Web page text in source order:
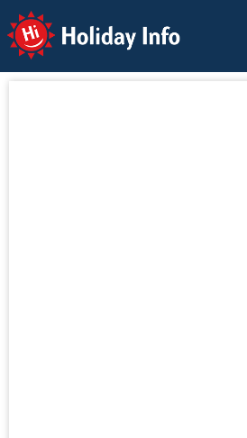
Holiday Info